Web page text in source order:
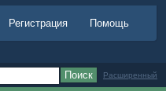
Помощь
Расширенный